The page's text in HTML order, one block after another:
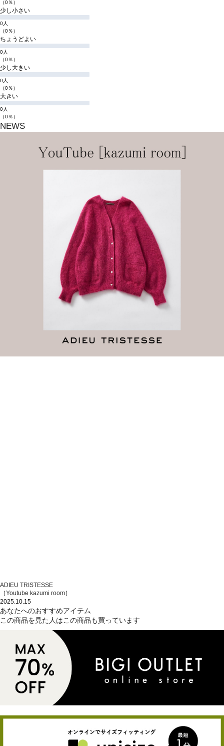
（0％）
少し小さい
0人
（0％）
ちょうどよい
0人
（0％）
少し大きい
0人
（0％）
大きい
0人
（0％）
NEWS
ADIEU TRISTESSE
［Youtube kazumi room］
2025.10.15
あなたへのおすすめアイテム
この商品を見た人はこの商品も買っています